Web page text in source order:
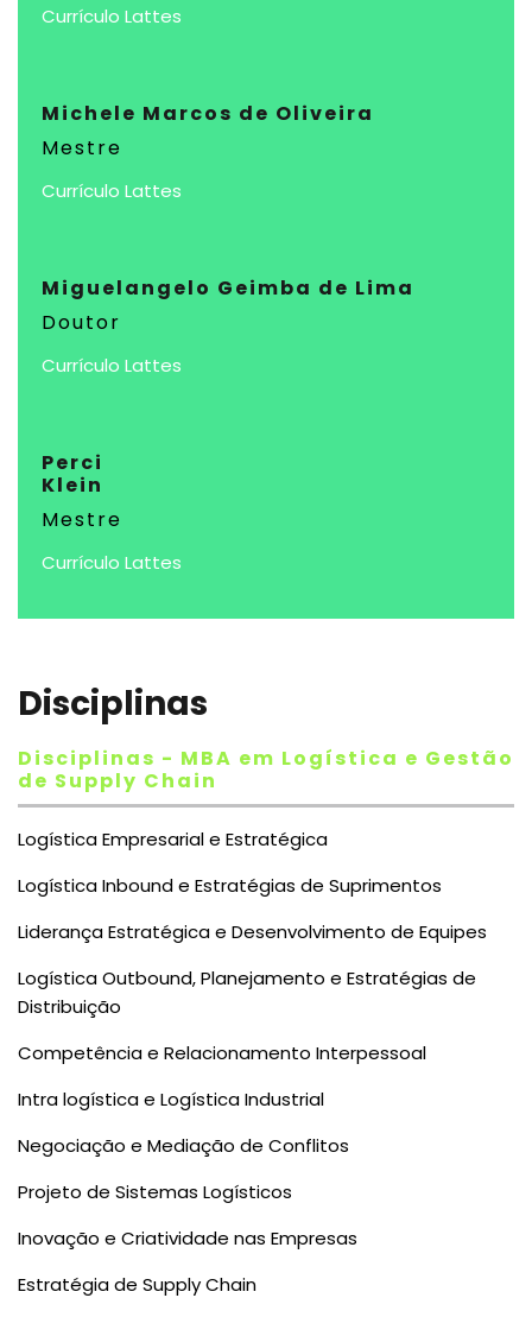
Currículo Lattes
Michele Marcos de Oliveira
Mestre
Currículo Lattes
Miguelangelo Geimba de Lima
Doutor
Currículo Lattes
Perci
Klein
Mestre
Currículo Lattes
Disciplinas
Disciplinas - MBA em Logística e Gestão
de Supply Chain
Logística Empresarial e Estratégica
Logística Inbound e Estratégias de Suprimentos
Liderança Estratégica e Desenvolvimento de Equipes
Logística Outbound, Planejamento e Estratégias de
Distribuição
Competência e Relacionamento Interpessoal
Intra logística e Logística Industrial
Negociação e Mediação de Conflitos
Projeto de Sistemas Logísticos
Inovação e Criatividade nas Empresas
Estratégia de Supply Chain